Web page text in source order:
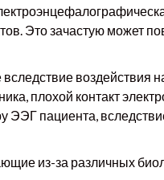
Это зачастую может
воздействия
плохой контакт
пациента,
из-за различных